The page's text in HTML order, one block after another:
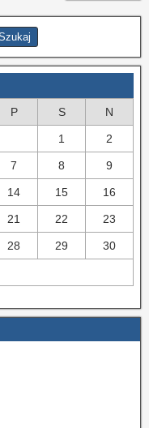
P S N
1 2
7 8 9
14 15 16
21 22 23
28 29 30